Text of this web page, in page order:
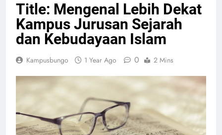
Title: Mengenal Lebih Dekat
Kampus Jurusan Sejarah
dan Kebudayaan Islam
Kampusbungo 1 Year Ago 0 2 Mins